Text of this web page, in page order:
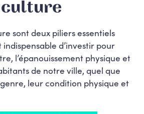
sont deux piliers essentiels
indispensable d’investir pour
l’épanouissement physique et
de notre ville, quel que
leur condition physique et